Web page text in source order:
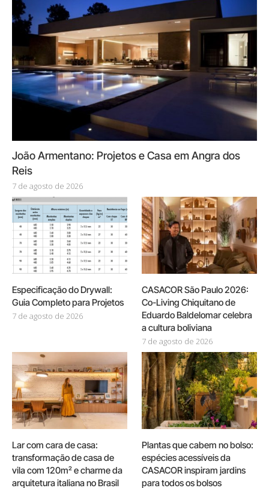
João Armentano: Projetos e Casa em Angra dos
Reis
7 de agosto de 2026
Especificação do Drywall:
Guia Completo para Projetos
7 de agosto de 2026
CASACOR São Paulo 2026:
Co-Living Chiquitano de
Eduardo Baldelomar celebra
a cultura boliviana
7 de agosto de 2026
Lar com cara de casa:
transformação de casa de
vila com 120m² e charme da
arquitetura italiana no Brasil
Plantas que cabem no bolso:
espécies acessíveis da
CASACOR inspiram jardins
para todos os bolsos